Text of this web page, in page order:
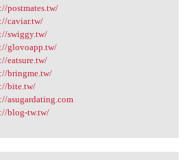
postmates.tw/
caviar.tw/
swiggy.tw/
glovoapp.tw/
eatsure.tw/
bringme.tw/
bite.tw/
asugardating.com
blog-tw.tw/